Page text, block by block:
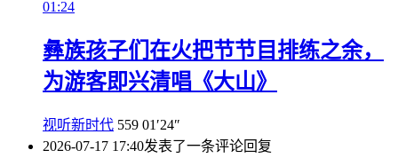
01:24
彝族孩子们在火把节节目排练之余，
为游客即兴清唱《大山》
视听新时代 559 01′24″
2026-07-17 17:40发表了一条评论回复